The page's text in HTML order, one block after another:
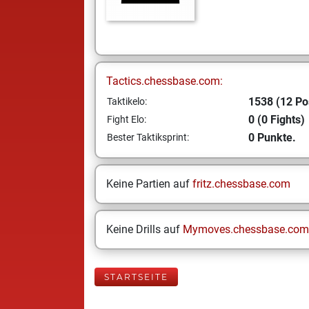
Tactics.chessbase.com:
Taktikelo: 1538 (12
Fight Elo: 0 (0 Fights)
Bester Taktiksprint: 0 Punkte.
Keine Partien auf fritz.chessbase.com
Keine Drills auf Mymoves.chessbase.com
STARTSEITE